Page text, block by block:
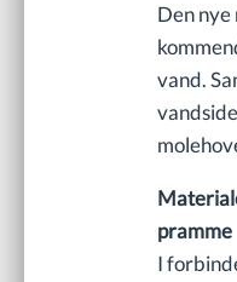
Den
vand.
pramme
I